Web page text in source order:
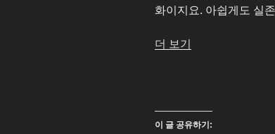
화이지요. 아쉽게도 실
더 보기
2K
Blu-
이 글 공유하기: